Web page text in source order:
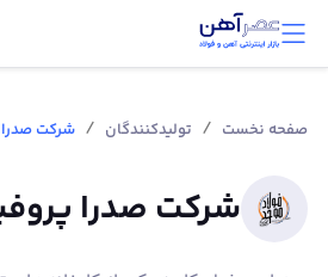
صفحه نخست / تولیدکنندگان / شرکت صدرا
شرکت صدرا